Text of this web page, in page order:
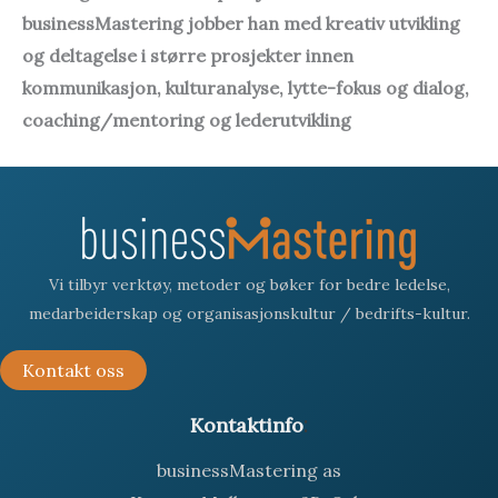
businessMastering jobber han med kreativ utvikling
og deltagelse i større prosjekter innen
kommunikasjon, kulturanalyse, lytte-fokus og dialog,
coaching/mentoring og lederutvikling
Vi tilbyr verktøy, metoder og bøker for bedre ledelse,
medarbeiderskap og organisasjonskultur / bedrifts-kultur.
Kontakt oss
Kontaktinfo:
businessMastering as